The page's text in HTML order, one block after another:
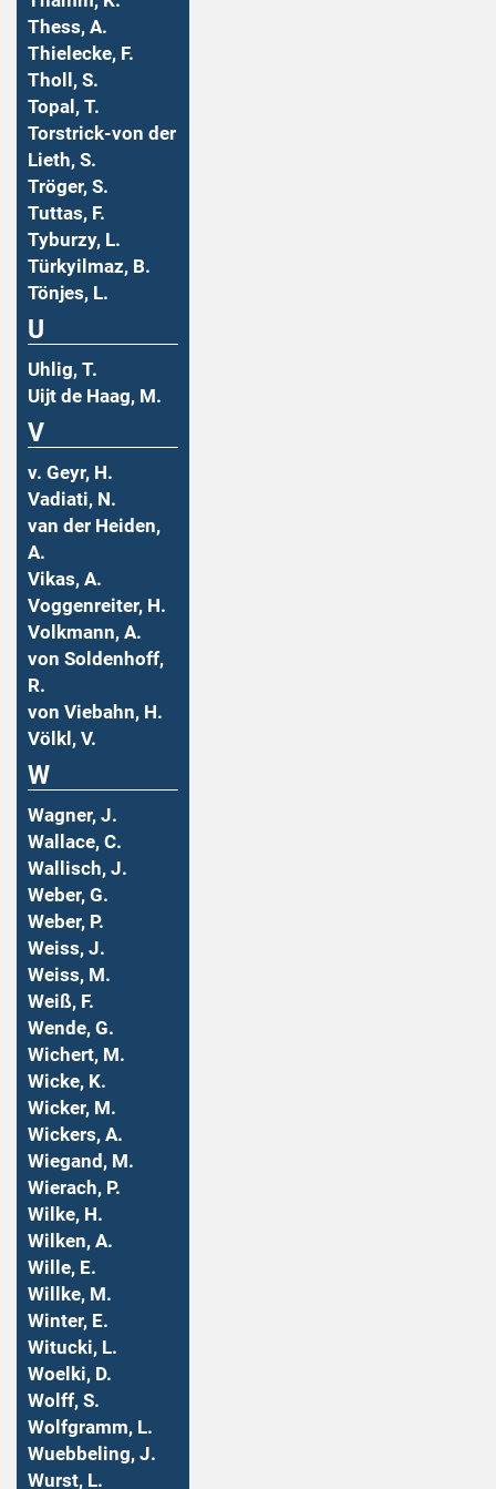
Thess, A.
Thielecke, F.
Tholl, S.
Topal, T.
Torstrick-von der
Lieth, S.
Tröger, S.
Tuttas, F.
Tyburzy, L.
Türkyilmaz, B.
Tönjes, L.
U
Uhlig, T.
Uijt de Haag, M.
V
v. Geyr, H.
Vadiati, N.
van der Heiden,
A.
Vikas, A.
Voggenreiter, H.
Volkmann, A.
von Soldenhoff,
R.
von Viebahn, H.
Völkl, V.
W
Wagner, J.
Wallace, C.
Wallisch, J.
Weber, G.
Weber, P.
Weiss, J.
Weiss, M.
Weiß, F.
Wende, G.
Wichert, M.
Wicke, K.
Wicker, M.
Wickers, A.
Wiegand, M.
Wierach, P.
Wilke, H.
Wilken, A.
Wille, E.
Willke, M.
Winter, E.
Witucki, L.
Woelki, D.
Wolff, S.
Wolfgramm, L.
Wuebbeling, J.
Wurst, L.